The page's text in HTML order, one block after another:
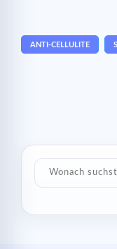
ANTI-CELLULITE